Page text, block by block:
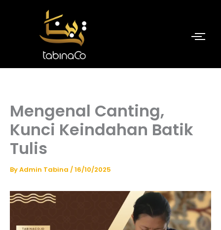
Mengenal Canting,
Kunci Keindahan Batik
Tulis
ByAdmin Tabina /16/10/2025